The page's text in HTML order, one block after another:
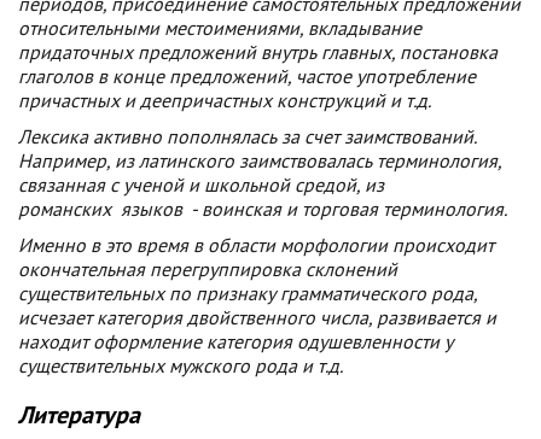
относительными местоимениями, вкладывание
придаточных предложений внутрь главных, постановка
глаголов в конце предложений, частое употребление
причастных и деепричастных конструкций и т.д.
Лексика активно пополнялась за счет заимствований.
Например, из латинского заимствовалась терминология,
связанная с ученой и школьной средой, из
романских языков - воинская и торговая терминология.
Именно в это время в области морфологии происходит
окончательная перегруппировка склонений
существительных по признаку грамматического рода,
исчезает категория двойственного числа, развивается и
находит оформление категория одушевленности у
существительных мужского рода и т.д.
Литература